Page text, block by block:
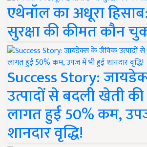
एथेनॉल का अधूरा
सुरक्षा की कीमत कौन
Success Story:
उत्पादों से बदली खेती की
लागत हुई 50% कम,
शानदार वृद्धि!